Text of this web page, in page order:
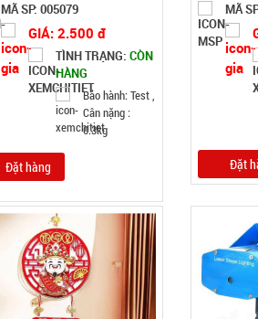
MÃ SP: 005079
GIÁ: 2.500 đ
TÌNH TRẠNG: CÒN
HÀNG
Bảo hành: Test ,
Cân nặng :
0.3kg
Đặt hàng
MÃ
Đặt